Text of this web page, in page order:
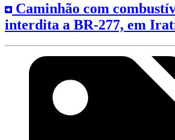
Caminhão com
interdita a BR-277, em